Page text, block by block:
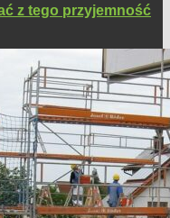
z tego przyjemność